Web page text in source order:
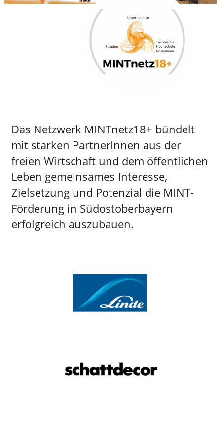
Das Netzwerk MINTnetz18+ bündelt
mit starken PartnerInnen aus der
freien Wirtschaft und dem öffentlichen
Leben gemeinsames Interesse,
Zielsetzung und Potenzial die MINT-
Förderung in Südostoberbayern
erfolgreich auszubauen.